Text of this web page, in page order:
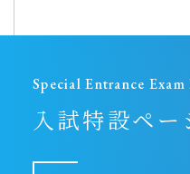
Special Entrance Exam
入試特設ペー